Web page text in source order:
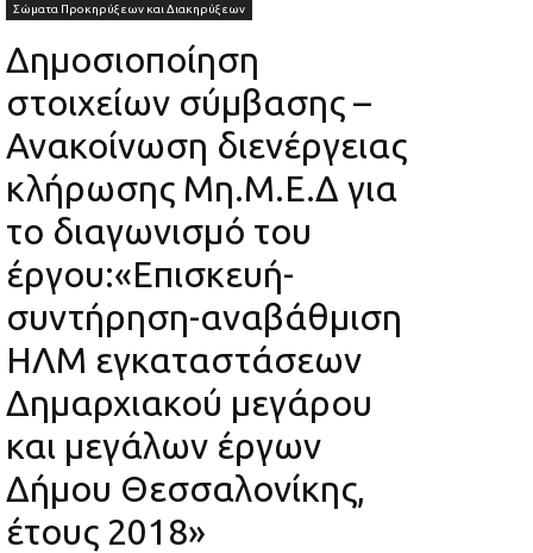
Σώματα Προκηρύξεων και Διακηρύξεων
Δημοσιοποίηση
στοιχείων σύμβασης –
Ανακοίνωση διενέργειας
κλήρωσης Μη.Μ.Ε.Δ για
το διαγωνισμό του
έργου:«Επισκευή-
συντήρηση-αναβάθμιση
ΗΛΜ εγκαταστάσεων
Δημαρχιακού μεγάρου
και μεγάλων έργων
Δήμου Θεσσαλονίκης,
έτους 2018»